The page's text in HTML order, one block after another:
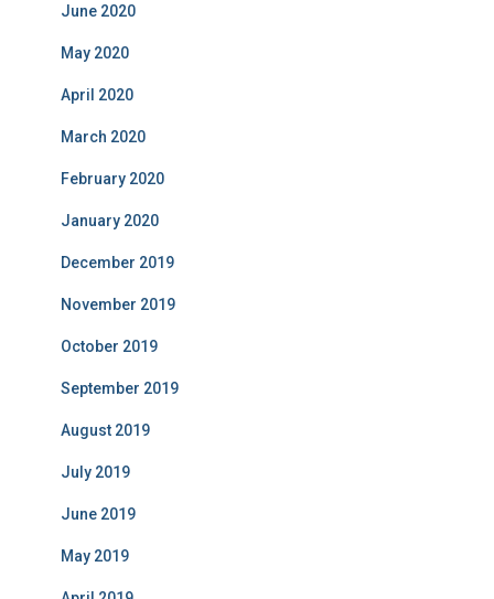
June 2020
May 2020
April 2020
March 2020
February 2020
January 2020
December 2019
November 2019
October 2019
September 2019
August 2019
July 2019
June 2019
May 2019